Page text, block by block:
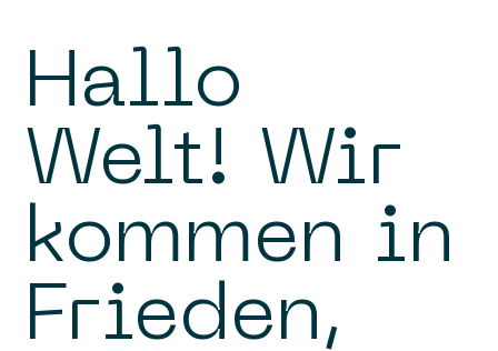
Hallo
Welt! Wir
kommen in
Frieden,